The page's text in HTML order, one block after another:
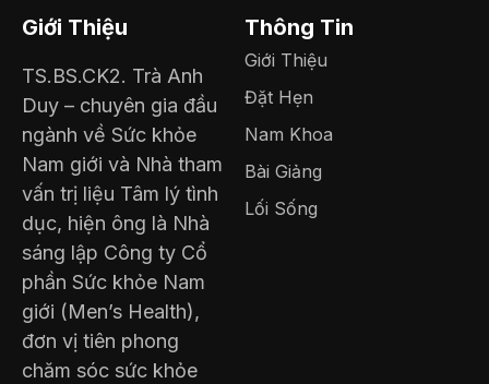
Giới Thiệu
TS.BS.CK2. Trà Anh
Duy – chuyên gia đầu
ngành về Sức khỏe
Nam giới và Nhà tham
vấn trị liệu Tâm lý tình
dục, hiện ông là Nhà
sáng lập Công ty Cổ
phần Sức khỏe Nam
giới (Men’s Health),
đơn vị tiên phong
chăm sóc sức khỏe
Thông Tin
Giới Thiệu
Đặt Hẹn
Nam Khoa
Bài Giảng
Lối Sống